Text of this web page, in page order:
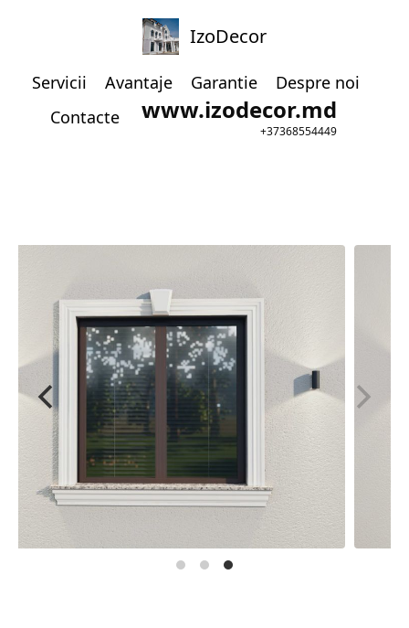
IzoDecor
Servicii Avantaje Garantie
Despre noi
Contacte
www.izodecor.md
+37368554449